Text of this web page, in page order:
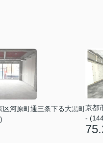
区河原町通三条下る大黒町京都
-